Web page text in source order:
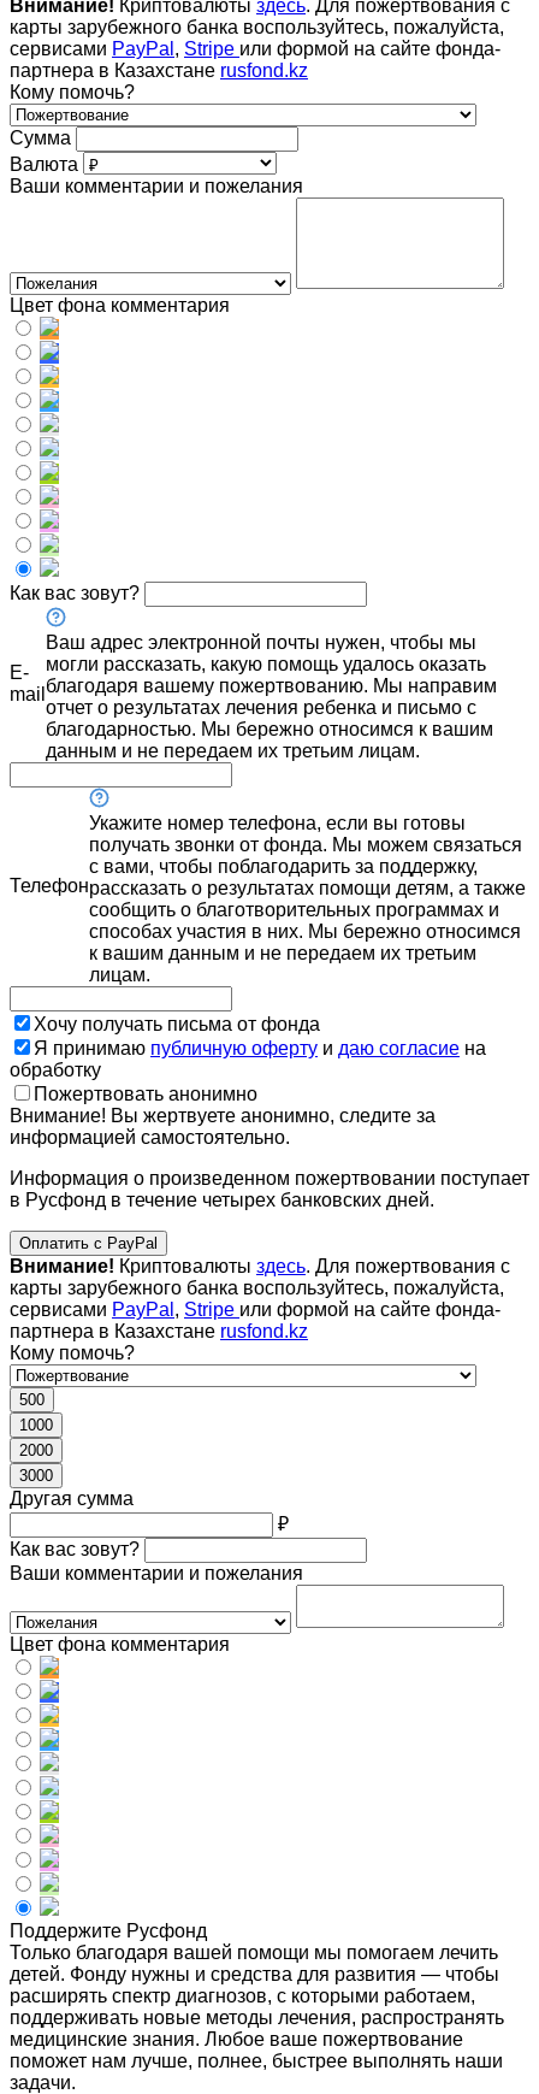
Внимание! Криптовалюты здесь. Для пожертвования с
карты зарубежного банка воспользуйтесь, пожалуйста,
сервисами PayPal , Stripe или формой на сайте фонда-
партнера в Казахстане rusfond.kz
Кому помочь?
Сумма
Валюта
Ваши комментарии и пожелания
Цвет фона комментария
Как вас зовут?
E-
mail
Ваш адрес электронной почты нужен, чтобы мы
могли рассказать, какую помощь удалось оказать
благодаря вашему пожертвованию. Мы направим
отчет о результатах лечения ребенка и письмо с
благодарностью. Мы бережно относимся к вашим
данным и не передаем их третьим лицам.
Телефон
Укажите номер телефона, если вы готовы
получать звонки от фонда. Мы можем связаться
с вами, чтобы поблагодарить за поддержку,
рассказать о результатах помощи детям, а также
сообщить о благотворительных программах и
способах участия в них. Мы бережно относимся
к вашим данным и не передаем их третьим
лицам.
Хочу получать письма от фонда
Я принимаю публичную оферту и даю согласие на
обработку
Пожертвовать анонимно
Внимание! Вы жертвуете анонимно, следите за
информацией самостоятельно.
Информация о произведенном пожертвовании поступает
в Русфонд в течение четырех банковских дней.
Оплатить с PayPal
Внимание! Криптовалюты здесь. Для пожертвования с
карты зарубежного банка воспользуйтесь, пожалуйста,
сервисами PayPal , Stripe или формой на сайте фонда-
партнера в Казахстане rusfond.kz
Кому помочь?
500
1000
2000
3000
Другая сумма
₽
Как вас зовут?
Ваши комментарии и пожелания
Цвет фона комментария
Поддержите Русфонд
Только благодаря вашей помощи мы помогаем лечить
детей. Фонду нужны и средства для развития — чтобы
расширять спектр диагнозов, с которыми работаем,
поддерживать новые методы лечения, распространять
медицинские знания. Любое ваше пожертвование
поможет нам лучше, полнее, быстрее выполнять наши
задачи.